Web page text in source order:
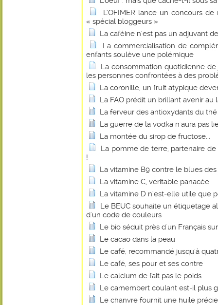
L'OFIMER lance un concours
« spécial bloggeurs »
La caféine n'est pas un adjuvant
La commercialisation de
enfants soulève une polémique
La consommation quotidienne
les personnes confrontées à des
La coronille, un fruit atypique
La FAO prédit un brillant avenir au
La ferveur des antioxydants du thé
La guerre de la vodka n'aura pas
La montée du sirop de fructose...
La pomme de terre, partenaire
!
La vitamine B9 contre le blues
La vitamine C, véritable panacée
La vitamine D n'est-elle utile que
Le BEUC souhaite un étiquetage
d'un code de couleurs
Le bio séduit près d'un Français
Le cacao dans la peau
Le café, recommandé jusqu'à
Le café, ses pour et ses contre
Le calcium de fait pas le poids
Le camembert coulant est-il plus
Le chanvre fournit une huile